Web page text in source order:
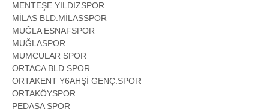
MENTEŞE YILDIZSPOR
MİLAS BLD.MİLASSPOR
MUĞLA ESNAFSPOR
MUĞLASPOR
MUMCULAR SPOR
ORTACA BLD.SPOR
ORTAKENT Y6AHŞİ GENÇ.SPOR
ORTAKÖYSPOR
PEDASA SPOR